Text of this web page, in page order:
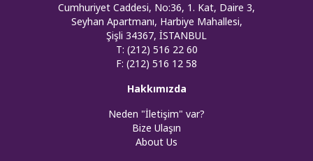
Cumhuriyet Caddesi, No:36, 1. Kat, Daire 3,
Seyhan Apartmanı, Harbiye Mahallesi,
Şişli 34367, İSTANBUL
T: (212) 516 22 60
F: (212) 516 12 58
Hakkımızda
Neden "İletişim" var?
Bize Ulaşın
About Us